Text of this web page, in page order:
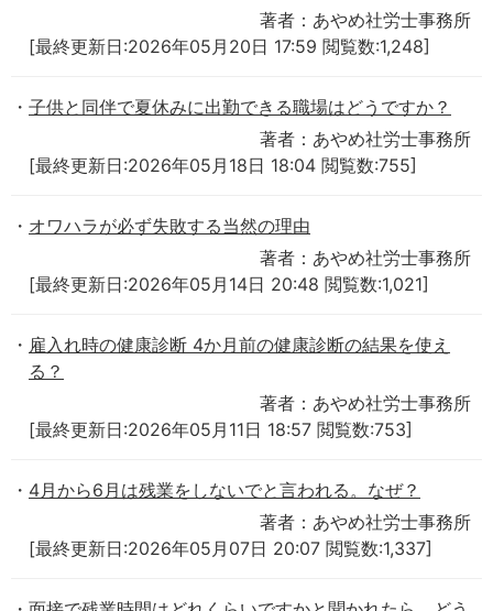
著者：あやめ社労士事務所
[最終更新日:2026年05月20日 17:59 閲覧数:1,248]
子供と同伴で夏休みに出勤できる職場はどうですか？
著者：あやめ社労士事務所
[最終更新日:2026年05月18日 18:04 閲覧数:755]
オワハラが必ず失敗する当然の理由
著者：あやめ社労士事務所
[最終更新日:2026年05月14日 20:48 閲覧数:1,021]
雇入れ時の健康診断 4か月前の健康診断の結果を使え
る？
著者：あやめ社労士事務所
[最終更新日:2026年05月11日 18:57 閲覧数:753]
4月から6月は残業をしないでと言われる。なぜ？
著者：あやめ社労士事務所
[最終更新日:2026年05月07日 20:07 閲覧数:1,337]